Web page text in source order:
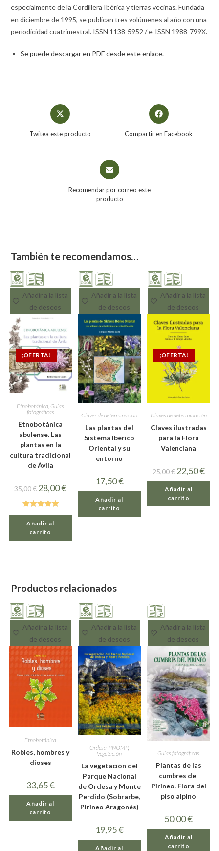
especialmente de la Cordillera Ibérica y tierras vecinas. Fundada
en diciembre de 1995, se publican tres volúmenes al año con una
periodicidad cuatrimestral. ISSN 1138-5952 / e-ISSN 1988-799X.
Se puede descargar en PDF desde este enlace.
Twitea este producto Compartir en Facebook
Recomendar por correo este
producto
También te recomendamos…
Añadir a la lista
de deseos
¡OFERTA!
Etnobotánica, Guías
fotográficas
Etnobotánica
abulense. Las
plantas en la
cultura tradicional
de Ávila
35,00€ 28,00€
Valorado con
5.00de 5
Añadir al
carrito
Añadir a la lista
de deseos
Claves de determinación
Las plantas del
Sistema Ibérico
Oriental y su
entorno
17,50€
Añadir al
carrito
Añadir a la lista
de deseos
¡OFERTA!
Claves de determinación
Claves ilustradas
para la Flora
Valenciana
25,00€ 22,50€
Añadir al
carrito
Productos relacionados
Añadir a la lista
de deseos
Etnobotánica
Robles, hombres y
dioses
33,65€
Añadir al
carrito
Añadir a la lista
de deseos
Ordesa-PNOMP,
Vegetación
La vegetación del
Parque Nacional
de Ordesa y Monte
Perdido (Sobrarbe,
Pirineo Aragonés)
19,95€
Añadir al
Añadir a la lista
de deseos
Guías fotográficas
Plantas de las
cumbres del
Pirineo. Flora del
piso alpino
50,00€
Añadir al
carrito